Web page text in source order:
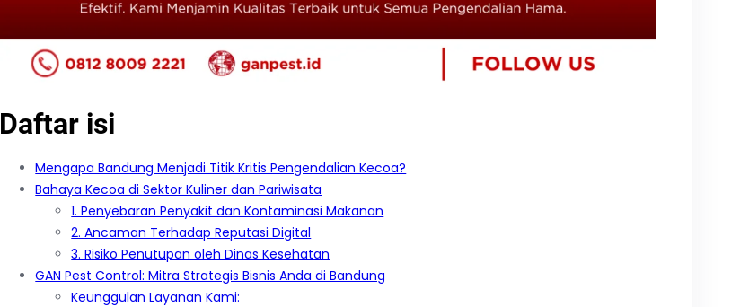
Daftar isi
Mengapa Bandung Menjadi Titik Kritis Pengendalian Kecoa?
Bahaya Kecoa di Sektor Kuliner dan Pariwisata
1. Penyebaran Penyakit dan Kontaminasi Makanan
2. Ancaman Terhadap Reputasi Digital
3. Risiko Penutupan oleh Dinas Kesehatan
GAN Pest Control: Mitra Strategis Bisnis Anda di Bandung
Keunggulan Layanan Kami: